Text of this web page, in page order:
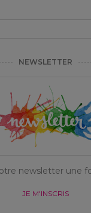
NEWSLETTER
newsletter une
JE M'INSCRIS